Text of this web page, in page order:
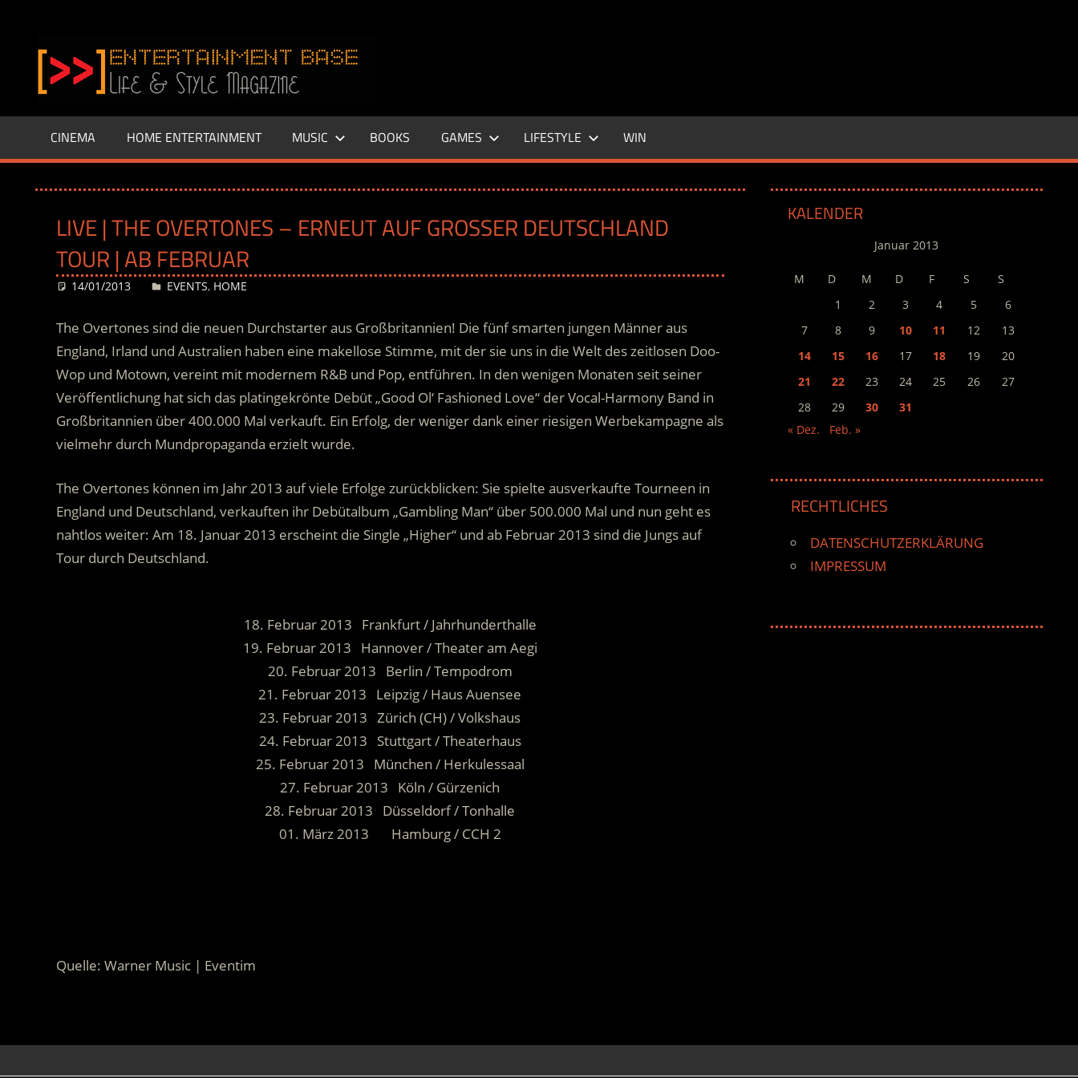
springen
–
LIFE
&
STYLE
MAGAZINE
Base.de
CINEMA HOME ENTERTAINMENT MUSIC BOOKS GAMES LIFESTYLE WIN
LIVE | THE OVERTONES – ERNEUT AUF GROSSER DEUTSCHLAND T
OUR | AB FEBRUAR
14/01/2013 Desiree
EVENTS, HOME
The Overtones sind die neuen Durchstarter aus Großbritannien! Die fünf smarten jungen Männer aus
England, Irland und Australien haben eine makellose Stimme, mit der sie uns in die Welt des zeitlosen Doo-
Wop und Motown, vereint mit modernem R&B und Pop, entführen. In den wenigen Monaten seit seiner
Veröffentlichung hat sich das platingekrönte Debüt „Good Ol‘ Fashioned Love“ der Vocal-Harmony Band in
Großbritannien über 400.000 Mal verkauft. Ein Erfolg, der weniger dank einer riesigen Werbekampagne als
vielmehr durch Mundpropaganda erzielt wurde.
The Overtones können im Jahr 2013 auf viele Erfolge zurückblicken: Sie spielte ausverkaufte Tourneen in
England und Deutschland, verkauften ihr Debütalbum „Gambling Man“ über 500.000 Mal und nun geht es
nahtlos weiter: Am 18. Januar 2013 erscheint die Single „Higher“ und ab Februar 2013 sind die Jungs auf
Tour durch Deutschland.
18. Februar 2013 Frankfurt / Jahrhunderthalle
19. Februar 2013 Hannover / Theater am Aegi
20. Februar 2013 Berlin / Tempodrom
21. Februar 2013 Leipzig / Haus Auensee
23. Februar 2013 Zürich (CH) / Volkshaus
24. Februar 2013 Stuttgart / Theaterhaus
25. Februar 2013 München / Herkulessaal
27. Februar 2013 Köln / Gürzenich
28. Februar 2013 Düsseldorf / Tonhalle
01. März 2013 Hamburg / CCH 2
Quelle: Warner Music | Eventim
KALENDER
Januar 2013
M D M D F S
S
1
2 3 4 5
6
7
8 9 10 11 12
13
14
15 16 17 18 19
20
21
22 23 24 25 26
27
28
29 30
31
« Dez.
Feb. »
RECHTLICHES
DATENSCHUTZERKLÄRUNG
IMPRESSUM